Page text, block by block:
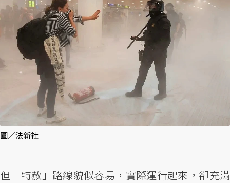
圖／法新社
但「特赦」路線貌似容易，實際運行起來，卻充滿